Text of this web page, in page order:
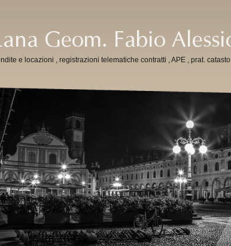
e locazioni , registrazioni telematiche contratti , APE , prat. catasto